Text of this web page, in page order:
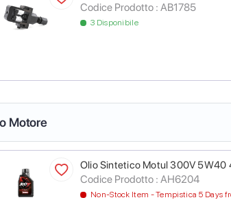
Codice Prodotto : AB1785
3 Disponibile
Motore
Olio Sintetico Motul 300V 5W40
Codice Prodotto : AH6204
Non-Stock Item - Tempistica 5 Days